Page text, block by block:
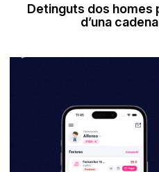
Detinguts dos homes
d’una